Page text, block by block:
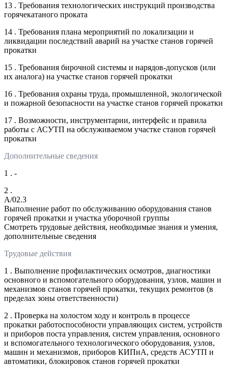
13 . Требования технологических инструкций производства
горячекатаного проката
14 . Требования плана мероприятий по локализации и
ликвидации последствий аварий на участке станов горячей
прокатки
15 . Требования бирочной системы и нарядов-допусков (или
их аналога) на участке станов горячей прокатки
16 . Требования охраны труда, промышленной, экологической
и пожарной безопасности на участке станов горячей прокатки
17 . Возможности, инструментарии, интерфейс и правила
работы с АСУТП на обслуживаемом участке станов горячей
прокатки
Дополнительные сведения
1 . -
2 .
A/02.3
Выполнение работ по обслуживанию оборудования станов
горячей прокатки и участка уборочной группы
Смотреть трудовые действия, необходимые знания и умения,
дополнительные сведения
Трудовые действия
1 . Выполнение профилактических осмотров, диагностики
основного и вспомогательного оборудования, узлов, машин и
механизмов станов горячей прокатки, текущих ремонтов (в
пределах зоны ответственности)
2 . Проверка на холостом ходу и контроль в процессе
прокатки работоспособности управляющих систем, устройств
и приборов поста управления, систем управления, основного
и вспомогательного технологического оборудования, узлов,
машин и механизмов, приборов КИПиА, средств АСУТП и
автоматики, блокировок станов горячей прокатки